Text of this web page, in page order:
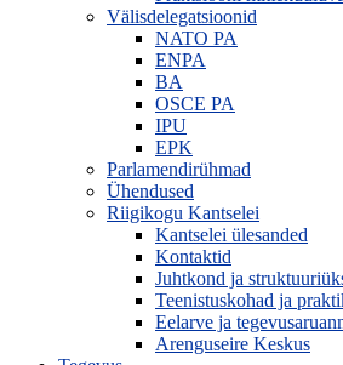
Välisdelegatsioonid
NATO PA
ENPA
BA
OSCE PA
IPU
EPK
Parlamendirühmad
Ühendused
Riigikogu Kantselei
Kantselei ülesanded
Kontaktid
Juhtkond ja
Teenistuskohad ja
Eelarve ja
Arenguseire Keskus